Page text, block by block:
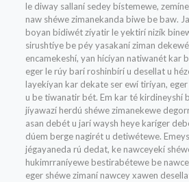
le diway sallaní sedey bístemewe,
naw shéwe zimanekanda biwe be baw.
boyan bidiwét zíyatir le yektirí nizík
sirushtíye be péy yasakaní ziman
encamekeshí, yan hícíyan natiwanét kar
eger le rúy barí roshinbírí u desellat u
layekíyan kar dekate ser ewí tiríyan,
u be tiwanatir bét. Em kar té kirdineyshí
jíyawazí herdú shéwe zimanekewe
asan debét u jarí waysh heye karíger
dúem berge nagirét u detiwétewe.
jégayaneda rú dedat, ke nawceyekí
hukimrraníyewe bestirabétewe be
eger shéwe zimaní nawcey xawen